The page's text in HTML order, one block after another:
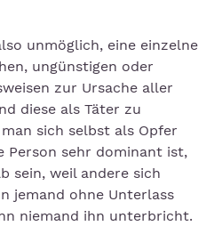
unmöglich, eine einzelne
ungünstigen oder
zur Ursache aller
diese als Täter zu
sich selbst als Opfer
Person sehr dominant ist,
sein, weil andere sich
jemand ohne Unterlass
niemand ihn unterbricht.